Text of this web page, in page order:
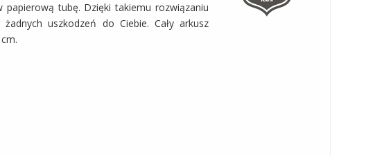
tubę. Dzięki takiemu rozwiązaniu
uszkodzeń do Ciebie. Cały arkusz